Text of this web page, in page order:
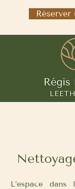
Réserver
L’espace